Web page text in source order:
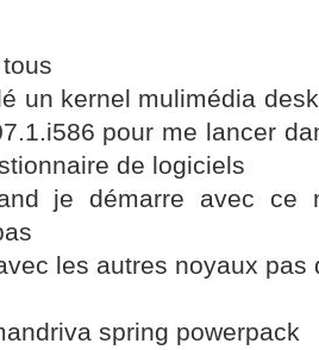
un kernel mulimédia
pour me lancer
de logiciels
je démarre avec ce
les autres noyaux pas
spring powerpack